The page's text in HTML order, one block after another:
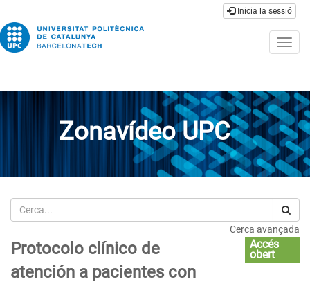
Inicia la sessió
Zonavídeo UPC
Cerca
Cerca avançada
Protocolo clínico de
atención a pacientes con
Accés
obert